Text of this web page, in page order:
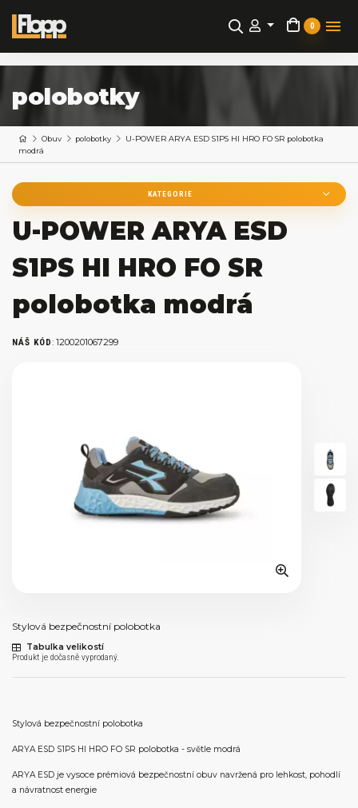
0
polobotky
Obuv polobotky
U-POWER ARYA ESD S1PS HI HRO FO SR polobotka
modrá
KATEGORIE
U-POWER ARYA ESD
S1PS HI HRO FO SR
polobotka modrá
NÁŠ KÓD: 1200201067299
Stylová bezpečnostní polobotka
Tabulka velikostí
Produkt je dočasně vyprodaný.
Stylová bezpečnostní polobotka
ARYA ESD S1PS HI HRO FO SR polobotka - světle modrá
ARYA ESD je vysoce prémiová bezpečnostní obuv navržená pro lehkost, pohodlí
a návratnost energie